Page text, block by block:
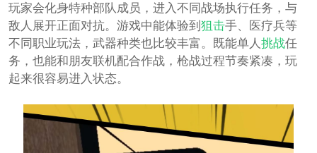
玩家会化身特种部队成员，进入不同战场执行任务，与
敌人展开正面对抗。游戏中能体验到 狙击手、医疗兵等
不同职业玩法，武器种类也比较丰富。既能单人挑战任
务，也能和朋友联机配合作战，枪战过程节奏紧凑，玩
起来很容易进入状态。